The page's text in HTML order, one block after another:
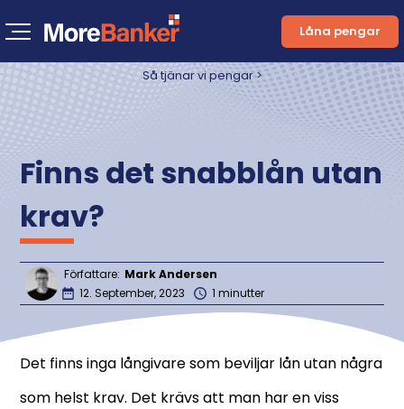
Låna pengar
Så tjänar vi pengar >
Finns det snabblån utan
krav?
Författare: Mark Andersen
12. September, 2023
1 minutter
Det finns inga långivare som beviljar lån utan några
som helst krav. Det krävs att man har en viss